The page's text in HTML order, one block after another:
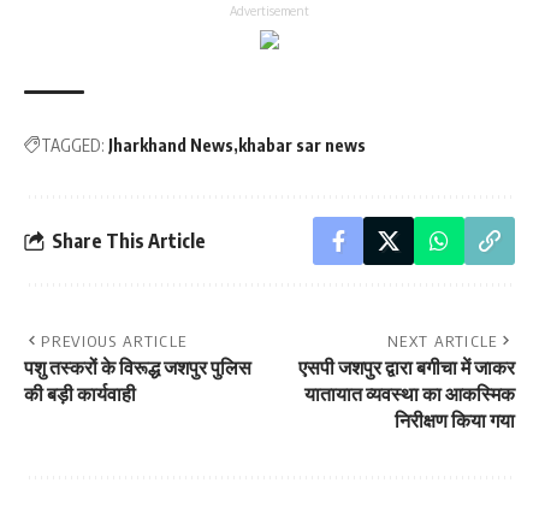
Advertisement
TAGGED: Jharkhand News khabar sar news
Share This Article
PREVIOUS ARTICLE
पशु तस्करों के विरूद्ध जशपुर पुलिस
की बड़ी कार्यवाही
NEXT ARTICLE
एसपी जशपुर द्वारा बगीचा में जाकर
यातायात व्यवस्था का आकस्मिक
निरीक्षण किया गया